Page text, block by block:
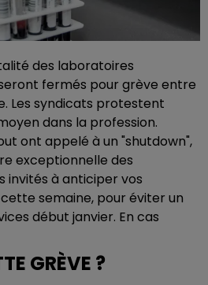
des laboratoires
fermés pour grève entre
Les syndicats protestent
dans la profession.
ont appelé à un "shutdown",
exceptionnelle des
invités à anticiper vos
semaine, pour éviter un
début janvier. En cas
GRÈVE ?